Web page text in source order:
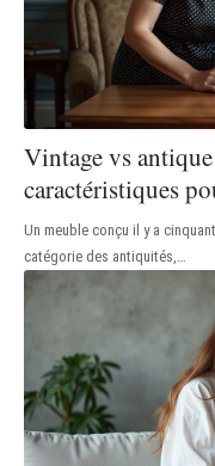
Vintage vs
caractéristiques
Un meuble conçu il y a
catégorie des antiquités,